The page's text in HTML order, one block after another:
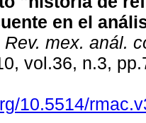
en el
Rev. mex. anál.
vol.36, n.3,
10.5514/